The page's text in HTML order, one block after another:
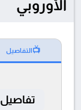
الأوروبي
📺التفاصيل
تفاصيل